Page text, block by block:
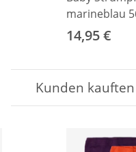
marineblau
14,95 €
Kunden